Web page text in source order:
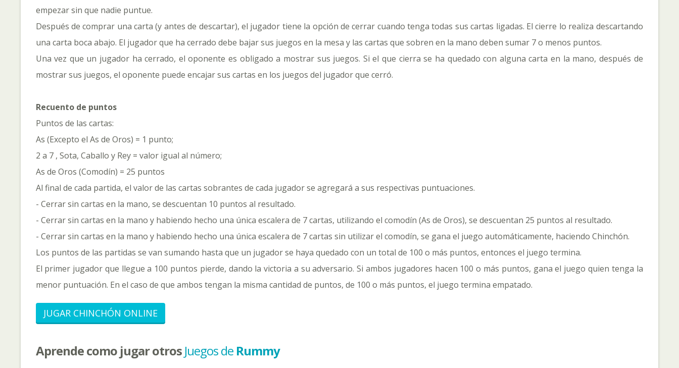
empezar sin que nadie puntue.
Después de comprar una carta (y antes de descartar), el jugador tiene la opción de cerrar cuando tenga todas sus cartas ligadas. El cierre lo realiza descartando
una carta boca abajo. El jugador que ha cerrado debe bajar sus juegos en la mesa y las cartas que sobren en la mano deben sumar 7 o menos puntos.
Una vez que un jugador ha cerrado, el oponente es obligado a mostrar sus juegos. Si el que cierra se ha quedado con alguna carta en la mano, después de
mostrar sus juegos, el oponente puede encajar sus cartas en los juegos del jugador que cerró.
Recuento de puntos
Puntos de las cartas:
As (Excepto el As de Oros) = 1 punto;
2 a 7 , Sota, Caballo y Rey = valor igual al número;
As de Oros (Comodín) = 25 puntos
Al final de cada partida, el valor de las cartas sobrantes de cada jugador se agregará a sus respectivas puntuaciones.
- Cerrar sin cartas en la mano, se descuentan 10 puntos al resultado.
- Cerrar sin cartas en la mano y habiendo hecho una única escalera de 7 cartas, utilizando el comodín (As de Oros), se descuentan 25 puntos al resultado.
- Cerrar sin cartas en la mano y habiendo hecho una única escalera de 7 cartas sin utilizar el comodín, se gana el juego automáticamente, haciendo Chinchón.
Los puntos de las partidas se van sumando hasta que un jugador se haya quedado con un total de 100 o más puntos, entonces el juego termina.
El primer jugador que llegue a 100 puntos pierde, dando la victoria a su adversario. Si ambos jugadores hacen 100 o más puntos, gana el juego quien tenga la
menor puntuación. En el caso de que ambos tengan la misma cantidad de puntos, de 100 o más puntos, el juego termina empatado.
JUGAR CHINCHÓN ONLINE
Aprende como jugar otros Juegos de Rummy